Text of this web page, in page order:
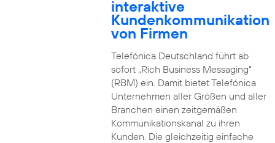
interaktive
Kundenkommunikation
von Firmen
Telefónica Deutschland führt ab
sofort „Rich Business Messaging“
(RBM) ein. Damit bietet Telefónica
Unternehmen aller Größen und aller
Branchen einen zeitgemäßen
Kommunikationskanal zu ihren
Kunden. Die gleichzeitig einfache